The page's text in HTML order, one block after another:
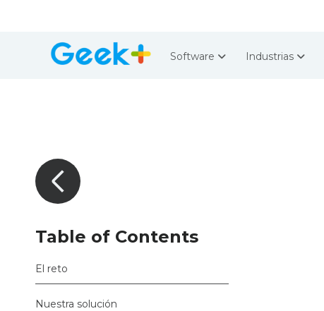
Software Industrias
Table of Contents
El reto
Nuestra solución